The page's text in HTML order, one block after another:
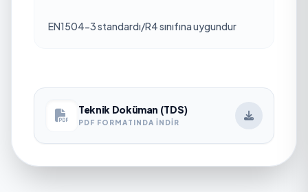
EN1504-3 standardı/R4 sınıfına uygundur
Teknik Doküman (TDS)
PDF FORMATINDA İNDIR